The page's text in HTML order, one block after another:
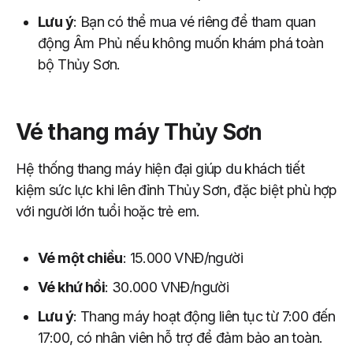
Lưu ý: Bạn có thể mua vé riêng để tham quan
động Âm Phủ nếu không muốn khám phá toàn
bộ Thủy Sơn.
Vé thang máy Thủy Sơn
Hệ thống thang máy hiện đại giúp du khách tiết
kiệm sức lực khi lên đỉnh Thủy Sơn, đặc biệt phù hợp
với người lớn tuổi hoặc trẻ em.
Vé một chiều: 15.000 VNĐ/người
Vé khứ hồi: 30.000 VNĐ/người
Lưu ý: Thang máy hoạt động liên tục từ 7:00 đến
17:00, có nhân viên hỗ trợ để đảm bảo an toàn.